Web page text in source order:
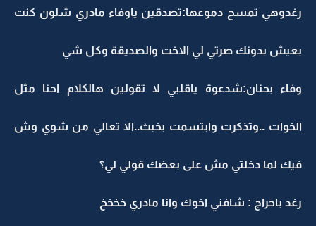
رغدوهي تمسح دموعها:تصدقين ياوفاء مادري شلون كنت
بعيش بدونك صرتي لي الاخت والصديقة وكل شي
وفاء بحنان:شدعوة ياقلبي لا تقولين هالكلام احنا مثل
الخوات ..وتذكرت وابتسمت بخبث..الا تعالي من شوي وش
فيك لما دخلتي مش على بعضك قولي لي؟
رغد باحراج : شافني اخوك وانا مادري خخخخ